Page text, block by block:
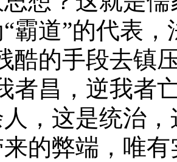
霸道”的代表
酷的手段去镇
者昌，逆我者
，这是统治
的弊端，唯